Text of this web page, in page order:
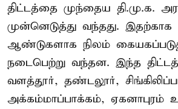
திட்டத்தை முந்தைய தி.மு.க.
முன்னெடுத்து வந்தது. இதற்காக
ஆண்டுகளாக நிலம்
நடைபெற்று வந்தன. இந்த
வளத்தூர், தண்டலூர்,
அக்கம்மாப்பாக்கம், ஏகனாபுரம்